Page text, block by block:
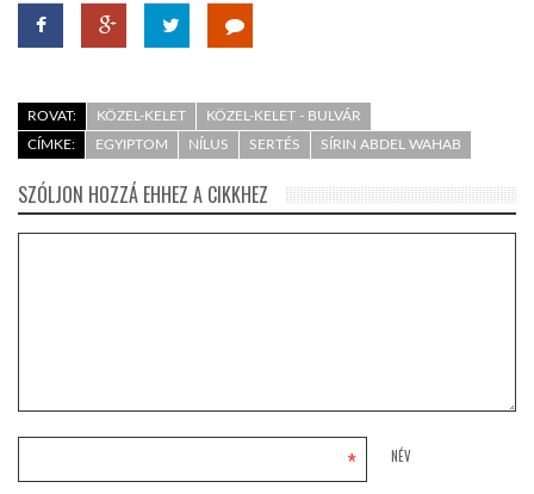
ROVAT: KÖZEL-KELET
KÖZEL-KELET - BULVÁR
CÍMKE:
EGYIPTOM NÍLUS SERTÉS SÍRIN ABDEL WAHAB
SZÓLJON HOZZÁ EHHEZ A CIKKHEZ
NÉV
*